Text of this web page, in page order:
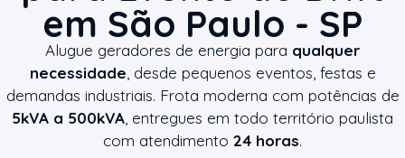
em São Paulo - SP
Alugue geradores de energia para qualquer
necessidade , desde pequenos eventos, festas e
demandas industriais. Frota moderna com potências de
5kVA a 500kVA , entregues em todo território paulista
com atendimento 24 horas.